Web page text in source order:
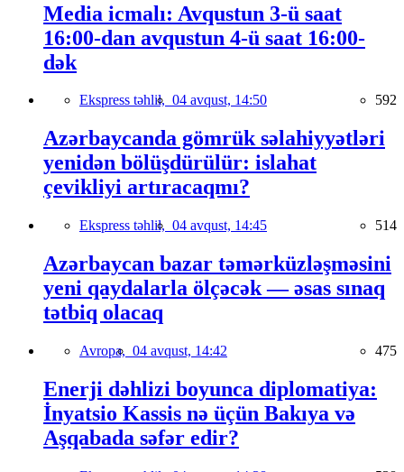
Media icmalı: Avqustun 3-ü saat
16:00-dan avqustun 4-ü saat 16:00-
dək
Ekspress təhlil, 04 avqust, 14:50 592
Azərbaycanda gömrük səlahiyyətləri
yenidən bölüşdürülür: islahat
çevikliyi artıracaqmı?
Ekspress təhlil, 04 avqust, 14:45 514
Azərbaycan bazar təmərküzləşməsini
yeni qaydalarla ölçəcək — əsas sınaq
tətbiq olacaq
Avropa, 04 avqust, 14:42 475
Enerji dəhlizi boyunca diplomatiya:
İnyatsio Kassis nə üçün Bakıya və
Aşqabada səfər edir?